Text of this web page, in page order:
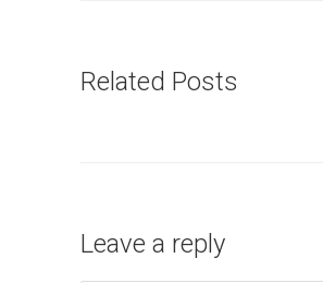
Related Posts
Leave a reply